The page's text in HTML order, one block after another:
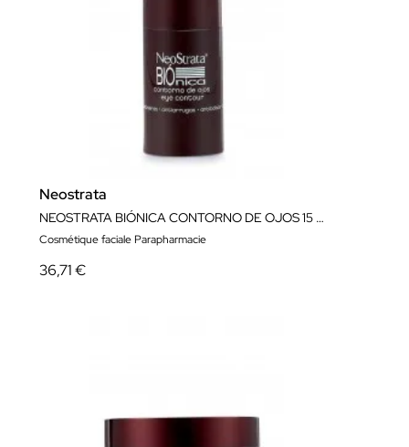
Neostrata
NEOSTRATA BIÓNICA CONTORNO DE OJOS 15 ml
Cosmétique faciale Parapharmacie
36,71 €